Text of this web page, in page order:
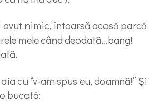
nimic, întoarsă acasă parcă
mele când deodată…bang!
cu “v-am spus eu, doamnă!” Și
bucată: